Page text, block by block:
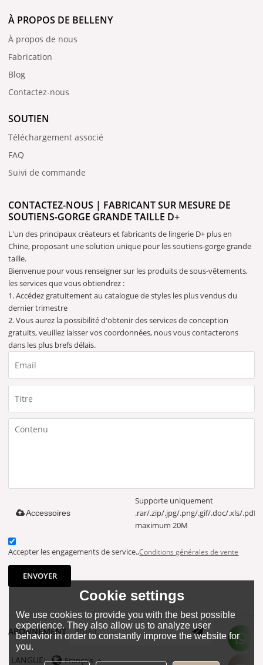
À PROPOS DE BELLENY
À propos de nous
Fabrication
Blog
Contactez-nous
SOUTIEN
Téléchargement associé
FAQ
Suivi de commande
CONTACTEZ-NOUS | FABRICANT SUR MESURE DE
SOUTIENS-GORGE GRANDE TAILLE D+
L'un des principaux créateurs et fabricants de lingerie D+ plus en
Chine, proposant une solution unique pour les soutiens-gorge grande
taille.
Bienvenue pour vous renseigner sur les produits de sous-vêtements,
les services que vous obtiendrez :
1. Accédez gratuitement au catalogue de styles les plus vendus du
dernier trimestre
2. Vous aurez la possibilité d'obtenir des services de conception
gratuits, veuillez laisser vos coordonnées, nous vous contacterons
dans les plus brefs délais.
Supporte uniquement
.rar/.zip/.jpg/.png/.gif/.doc/.xls/.pdf,
maximum 20M
Accessoires
Accepter les engagements de service.,Conditions générales de vente
ENVOYER
ABONNEMENT
LANGUE: Français
Cookie settings
We use cookies to provide you with the best possible
experience. They also allow us to analyze user
behavior in order to constantly improve the website for
you.